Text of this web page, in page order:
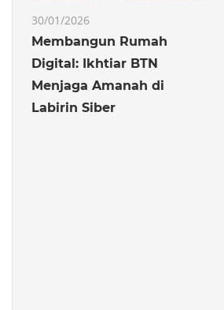
30/01/2026
Membangun Rumah
Digital: Ikhtiar BTN
Menjaga Amanah di
Labirin Siber